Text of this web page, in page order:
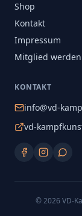
Shop
Kontakt
Impressum
Mitglied werden
KONTAKT
info@vd-
vd-
©2026 VD-